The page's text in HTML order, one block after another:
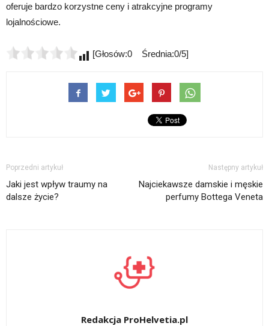
oferuje bardzo korzystne ceny i atrakcyjne programy
lojalnościowe.
[Głosów:0 Średnia:0/5]
Poprzedni artykuł
Jaki jest wpływ traumy na
dalsze życie?
Następny artykuł
Najciekawsze damskie i męskie
perfumy Bottega Veneta
Redakcja ProHelvetia.pl